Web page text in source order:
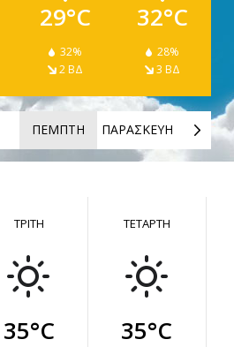
32°C
28%
3 ΒΔ
29°C
32%
2 ΒΔ
ΠΑΡΑΣΚΕΥΗ
ΠΕΜΠΤΗ
ΤΡΙΤΗ
35°C
ΤΕΤΑΡΤΗ
35°C